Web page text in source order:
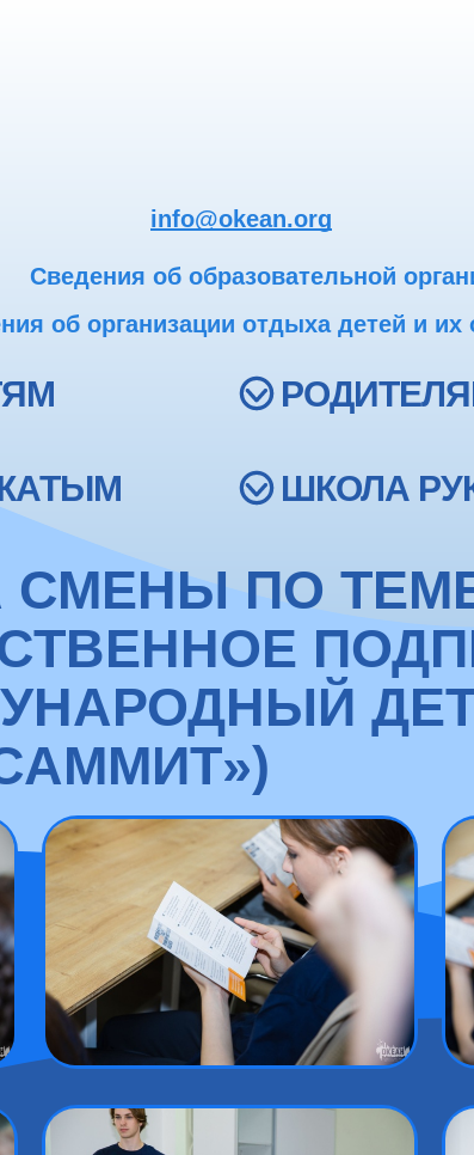
info@okean.org
Сведения об образовательной
об организации отдыха детей и их
ШКОЛА
СМЕНЫ ПО